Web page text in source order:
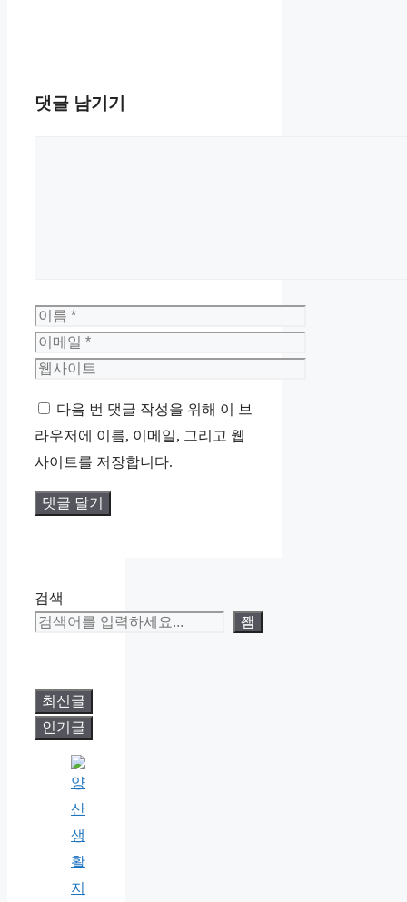
댓글 남기기
이
름
이
메
웹
트
다음 번 댓글 작성을 위해 이 브
라우저에 이름, 이메일, 그리고 웹
사이트를 저장합니다.
검색
검색
최신글
인기글